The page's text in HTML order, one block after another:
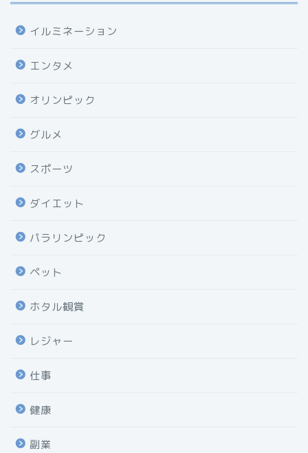
イルミネーション
エンタメ
オリンピック
グルメ
スポーツ
ダイエット
パラリンピック
ペット
ホタル観賞
レジャー
仕事
健康
副業